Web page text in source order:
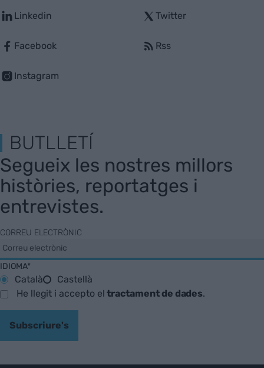
Linkedin
Facebook
Instagram
Twitter
Rss
BUTLLETÍ
Segueix les nostres millors
històries, reportatges i
entrevistes.
CORREU ELECTRÒNIC
IDIOMA*
Català
Castellà
He llegit i accepto eltractament de dades.
Subscriure's